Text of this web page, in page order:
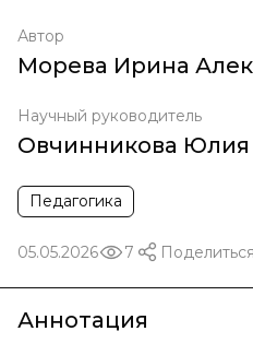
Автор
Морева Ирина
Научный руководитель
Овчинникова Юлия
Педагогика
05.05.2026 7 Поделиться
Аннотация